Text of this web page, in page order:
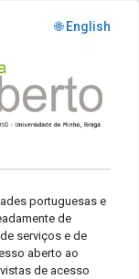
🌐 English
portuguesas e
de
serviços e de
aberto ao
de acesso